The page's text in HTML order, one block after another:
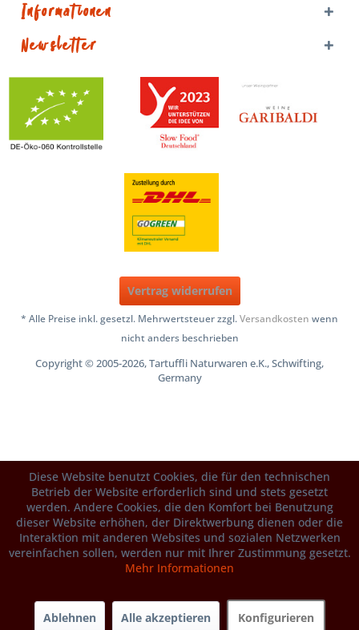
Informationen
Newsletter
Vertrag widerrufen
* Alle Preise inkl. gesetzl. Mehrwertsteuer zzgl.Versandkosten wenn
nicht anders beschrieben
Copyright © 2005-2026, Tartuffli Naturwaren e.K., Schwifting,
Germany
Diese Website benutzt Cookies, die für den technischen
Betrieb der Website erforderlich sind und stets gesetzt
werden. Andere Cookies, die den Komfort bei Benutzung
dieser Website erhöhen, der Direktwerbung dienen oder die
Interaktion mit anderen Websites und sozialen Netzwerken
vereinfachen sollen, werden nur mit Ihrer Zustimmung gesetzt.
Mehr Informationen
Ablehnen Alle akzeptieren Konfigurieren